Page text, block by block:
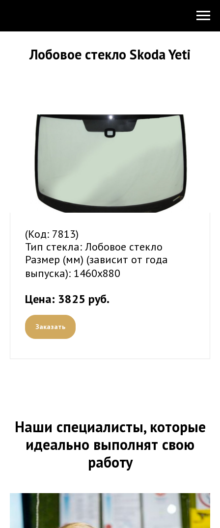
Лобовое стекло Skoda Yeti
(Код: 7813)
Тип стекла: Лобовое стекло
Размер (мм) (зависит от года
выпуска): 1460x880
Цена: 3825 руб.
Заказать
Наши специалисты, которые
идеально выполнят свою
работу